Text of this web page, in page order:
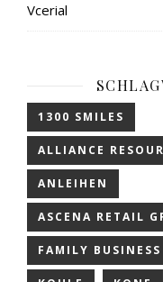
Vcerial
1300 SMILES
ALLIANCE
ANLEIHEN
ASCENA RETAIL
FAMILY BUSINESS